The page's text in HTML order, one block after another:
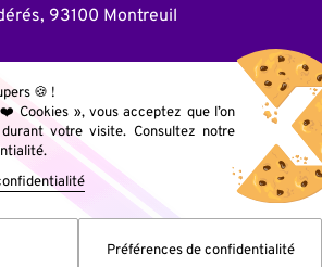
93100 Montreuil
Team X, Inc. Tous droits réservés
Mentions légales
Données personnelles
🍪 !
Cookies », vous acceptez que l’on
votre visite. Consultez notre
Préférences de confidentialité